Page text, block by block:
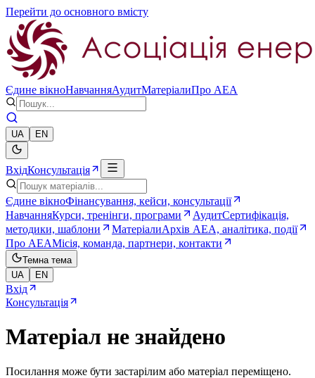
Перейти до основного вмісту
Єдине вікноНавчанняАудитМатеріалиПро AEA
UA EN
ВхідКонсультація
Єдине вікноФінансування, кейси, консультації
НавчанняКурси, тренінги, програми АудитСертифікація,
методики, шаблони
МатеріалиАрхів AEA, аналітика, події
Про AEAМісія, команда, партнери, контакти
Темна тема
UA
EN
Вхід
Консультація
Матеріал не знайдено
Посилання може бути застарілим або матеріал переміщено.